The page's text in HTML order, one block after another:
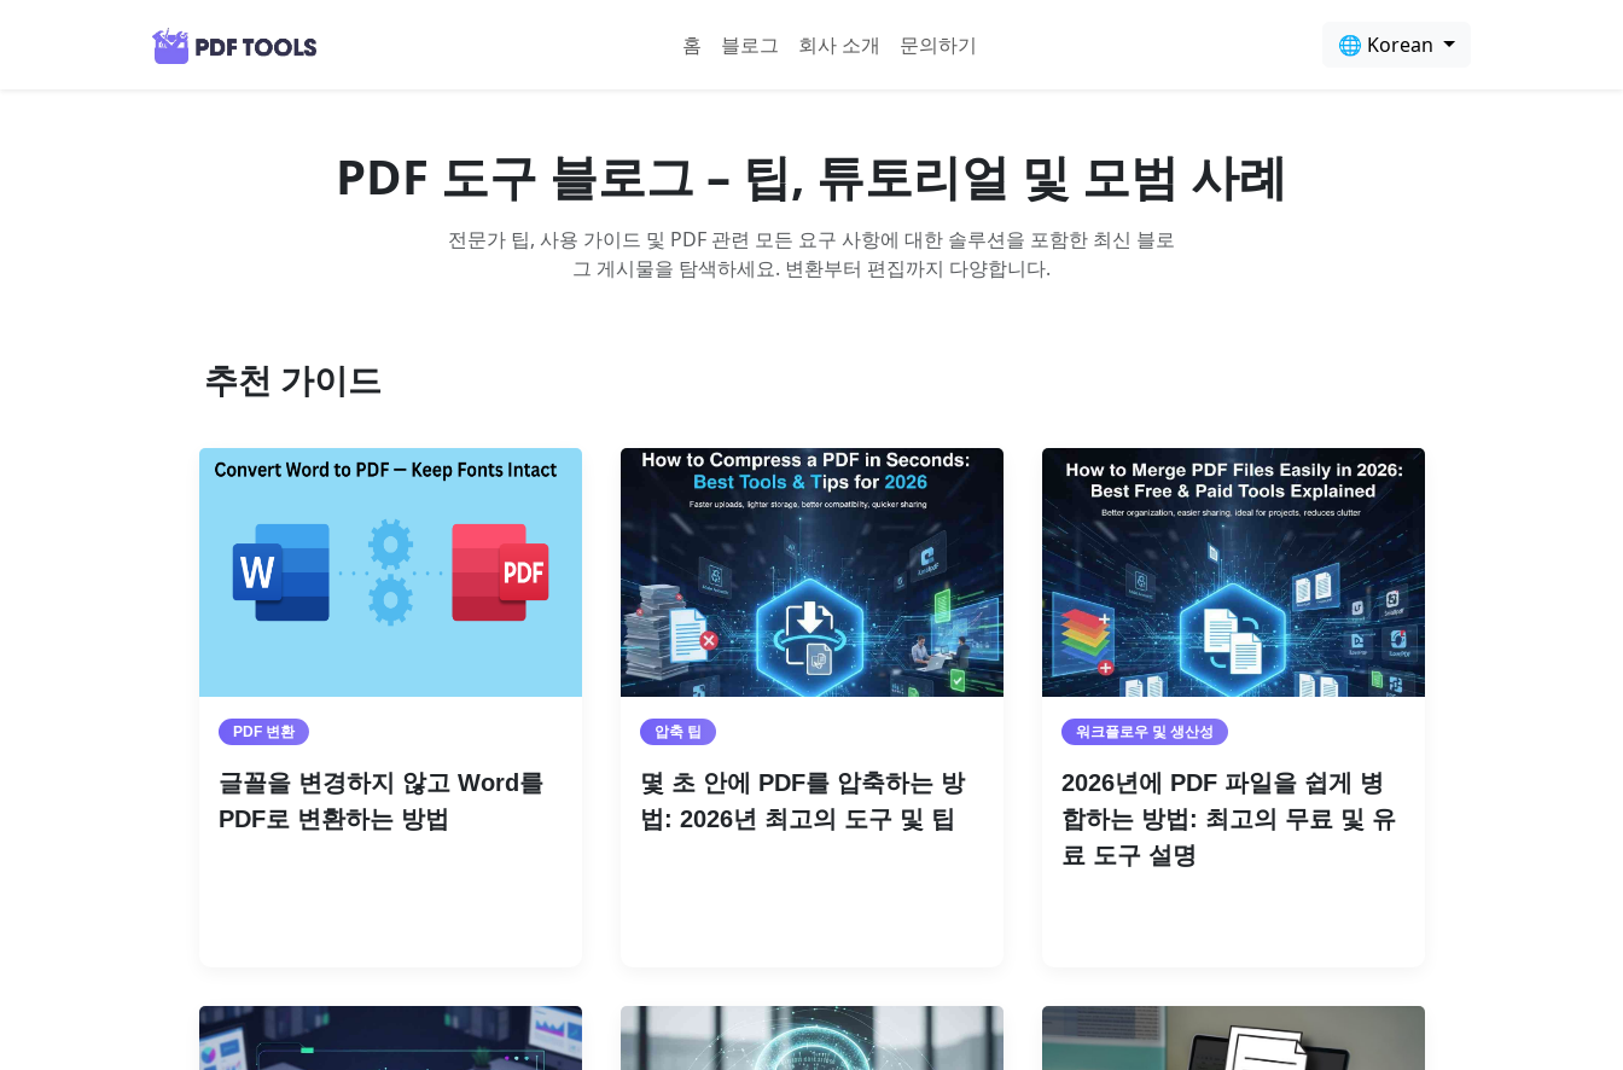
홈 블로그 회사 소개 문의하기 🌐 Korean
PDF 도구 블로그 – 팁, 튜토리얼 및 모범 사례
전문가 팁, 사용 가이드 및 PDF 관련 모든 요구 사항에 대한 솔루션을 포함한 최신 블로
그 게시물을 탐색하세요. 변환부터 편집까지 다양합니다.
추천 가이드
PDF 변환
글꼴을 변경하지 않고 Word를
PDF로 변환하는 방법
압축 팁
몇 초 안에 PDF를 압축하는 방
법: 2026년 최고의 도구 및 팁
워크플로우 및 생산성
2026년에 PDF 파일을 쉽게 병
합하는 방법: 최고의 무료 및 유
료 도구 설명